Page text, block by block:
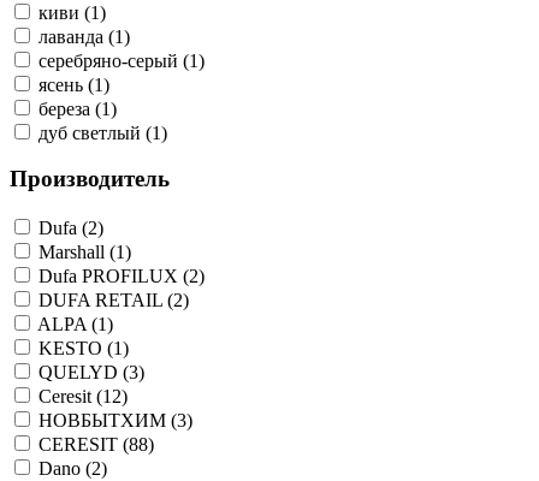
киви (1)
лаванда (1)
серебряно-серый (1)
ясень (1)
береза (1)
дуб светлый (1)
Производитель
Dufa (2)
Marshall (1)
Dufa PROFILUX (2)
DUFA RETAIL (2)
ALPA (1)
KESTO (1)
QUELYD (3)
Ceresit (12)
НОВБЫТХИМ (3)
CERESIT (88)
Dano (2)